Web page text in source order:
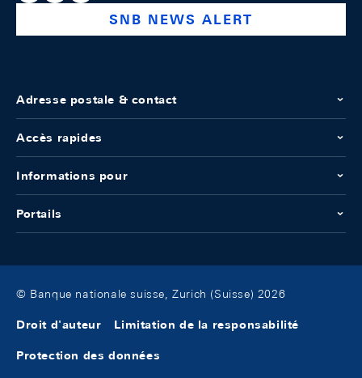
SNB NEWS ALERT
Adresse postale & contact
Accès rapides
Informations pour
Portails
© Banque nationale suisse, Zurich (Suisse) 2026
Droit d'auteur Limitation de la responsabilité
Protection des données